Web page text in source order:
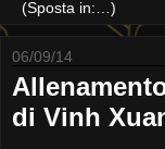
06/09/14
di Vinh